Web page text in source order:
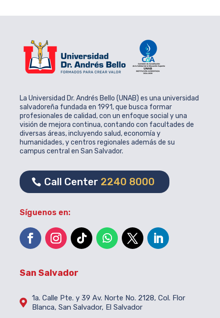
La Universidad Dr. Andrés Bello (UNAB) es una universidad
salvadoreña fundada en 1991, que busca formar
profesionales de calidad, con un enfoque social y una
visión de mejora continua, contando con facultades de
diversas áreas, incluyendo salud, economía y
humanidades, y centros regionales además de su
campus central en San Salvador.
Call Center 2240 8000
Síguenos en:
San Salvador
 1a. Calle Pte. y 39 Av. Norte No. 2128, Col. Flor
Blanca, San Salvador, El Salvador